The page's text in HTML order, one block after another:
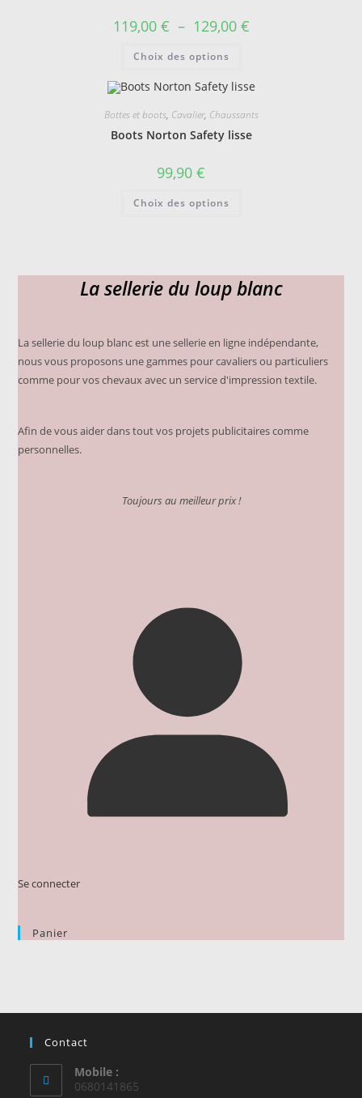
la
page
119,00 € – 129,00 €Plage
de
Choix des options
plusieurs
variations.
options
être
Bottes et boots, Cavalier, Chaussants
Boots Norton Safety lisse
99,90 €
Choix des options
peuvent
être
choisies
du
produit
La sellerie du loup blanc
La sellerie du loup blanc est une sellerie en ligne indépendante,
nous vous proposons une gammes pour cavaliers ou particuliers
comme pour vos chevaux avec un service d'impression textile.
Afin de vous aider dans tout vos projets publicitaires comme
personnelles.
Toujours au meilleur prix !
Se connecter
Panier
Contact
Mobile :
0680141865